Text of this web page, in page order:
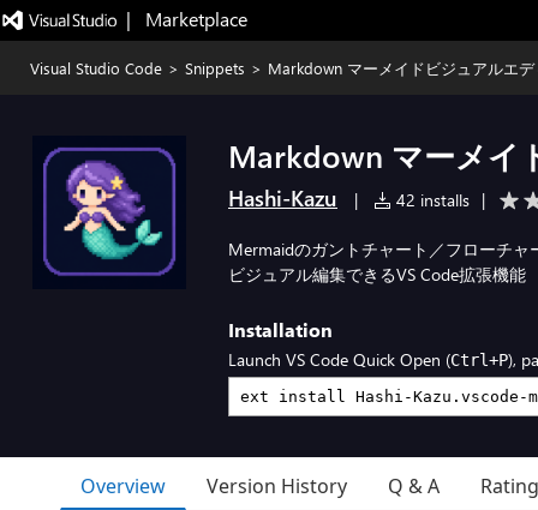
|   Marketplace
Visual Studio Code > Snippets > Markdown マーメイドビジュアルエデ
Markdown マーメイ
Hashi-Kazu | 42 installs |
Mermaidのガントチャート／フローチ
ビジュアル編集できるVS Code拡張機能
Installation
Launch VS Code Quick Open (Ctrl+P),
Overview Version History Q & A